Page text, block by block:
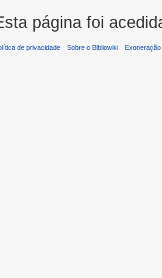
página foi
de privacidade Sobre o Bibliowiki